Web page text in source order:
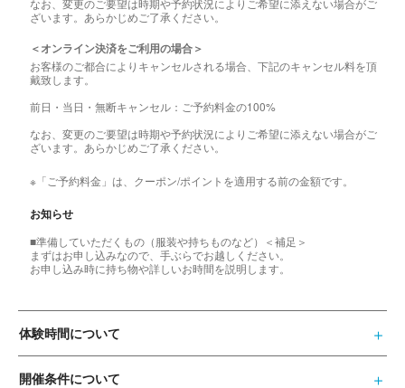
なお、変更のご要望は時期や予約状況によりご希望に添えない場合がご
ざいます。あらかじめご了承ください。
＜オンライン決済をご利用の場合＞
お客様のご都合によりキャンセルされる場合、下記のキャンセル料を頂
戴致します。
前日・当日・無断キャンセル：ご予約料金の100%
なお、変更のご要望は時期や予約状況によりご希望に添えない場合がご
ざいます。あらかじめご了承ください。
※「ご予約料金」は、クーポン/ポイントを適用する前の金額です。
お知らせ
■準備していただくもの（服装や持ちものなど）＜補足＞
まずはお申し込みなので、手ぶらでお越しください。
お申し込み時に持ち物や詳しいお時間を説明します。
体験時間について
開催条件について